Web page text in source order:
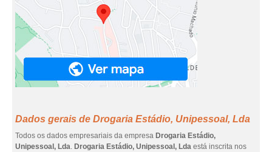
Dados gerais de Drogaria Estádio, Unipessoal, Lda
Todos os dados empresariais da empresa Drogaria Estádio,
Unipessoal, Lda. Drogaria Estádio, Unipessoal, Lda está inscrita nos